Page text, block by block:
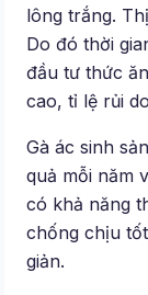
lông trắng.
Do đó thời
đầu tư thức
cao, tỉ lệ rủi
Gà ác sinh
quả mỗi năm
có khả năng
chống chịu
giản.